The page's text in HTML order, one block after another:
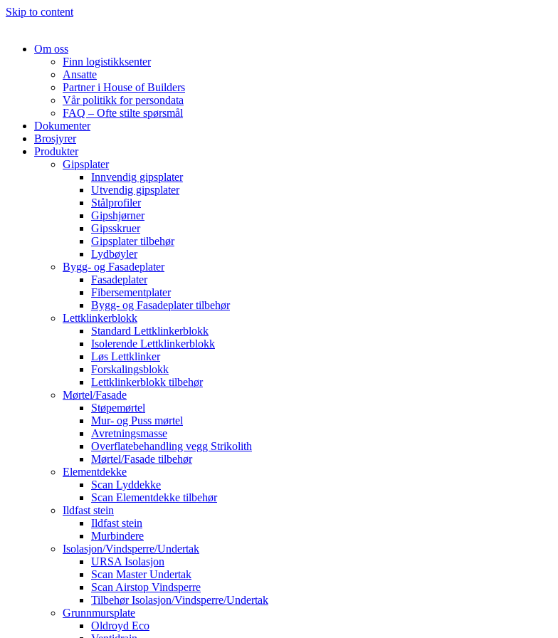
Skip to content
Om oss
Finn logistikksenter
Ansatte
Partner i House of Builders
Vår politikk for persondata
FAQ – Ofte stilte spørsmål
Dokumenter
Brosjyrer
Produkter
Gipsplater
Innvendig gipsplater
Utvendig gipsplater
Stålprofiler
Gipshjørner
Gipsskruer
Gipsplater tilbehør
Lydbøyler
Bygg- og Fasadeplater
Fasadeplater
Fibersementplater
Bygg- og Fasadeplater tilbehør
Lettklinkerblokk
Standard Lettklinkerblokk
Isolerende Lettklinkerblokk
Løs Lettklinker
Forskalingsblokk
Lettklinkerblokk tilbehør
Mørtel/Fasade
Støpemørtel
Mur- og Puss mørtel
Avretningsmasse
Overflatebehandling vegg Strikolith
Mørtel/Fasade tilbehør
Elementdekke
Scan Lyddekke
Scan Elementdekke tilbehør
Ildfast stein
Ildfast stein
Murbindere
Isolasjon/Vindsperre/Undertak
URSA Isolasjon
Scan Master Undertak
Scan Airstop Vindsperre
Tilbehør Isolasjon/Vindsperre/Undertak
Grunnmursplate
Oldroyd Eco